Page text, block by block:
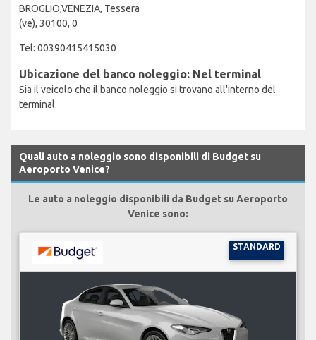
BROGLIO,VENEZIA, Tessera
(ve), 30100, 0
Tel: 00390415415030
Ubicazione del banco noleggio: Nel terminal
Sia il veicolo che il banco noleggio si trovano all'interno del
terminal.
Quali auto a noleggio sono disponibili di Budget su
Aeroporto Venice?
Le auto a noleggio disponibili da Budget su Aeroporto
Venice sono:
STANDARD